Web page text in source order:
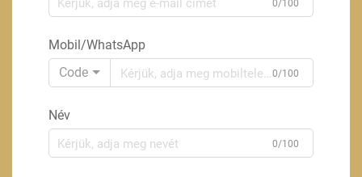
0/100
Mobil/WhatsApp
Code
0/100
Név
0/100